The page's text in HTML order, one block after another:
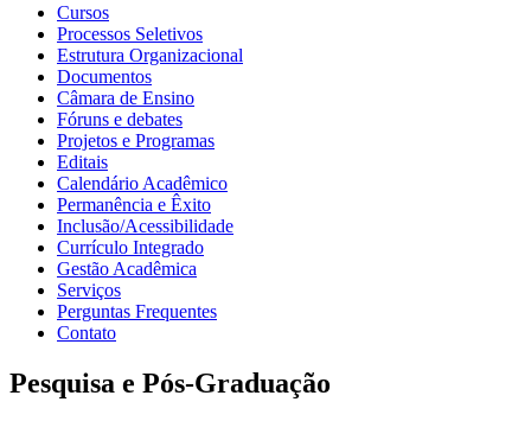
Cursos
Processos Seletivos
Estrutura Organizacional
Documentos
Câmara de Ensino
Fóruns e debates
Projetos e Programas
Editais
Calendário Acadêmico
Permanência e Êxito
Inclusão/Acessibilidade
Currículo Integrado
Gestão Acadêmica
Serviços
Perguntas Frequentes
Contato
Pesquisa e Pós-Graduação